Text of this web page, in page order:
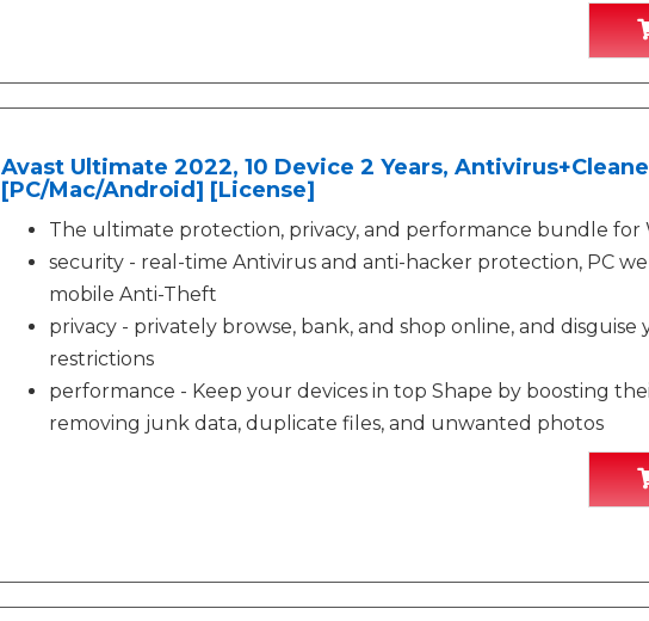
Avast Ultimate 2022, 10 Device 2 Years,
[PC/Mac/Android] [License]
The ultimate protection, privacy, and performance bundle for
security - real-time Antivirus and anti-hacker protection, PC
mobile Anti-Theft
privacy - privately browse, bank, and shop online, and
restrictions
performance - Keep your devices in top Shape by boosting
removing junk data, duplicate files, and unwanted photos